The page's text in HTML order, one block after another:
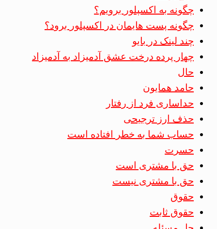
چگونه به اکسپلور برویم؟
چگونه پست هایمان در اکسپلور برود؟
چند لینک در بایو
چهار پرده درخت عشق آدمیزاد به آدمیزاد
حال
حامد همایون
حداساری فرد از رفتار
حذف ارز ترجیحی
حساب شما به خطر افتاده است
حسرت
حق با مشتری است
حق با مشتری نیست
حقوق
حقوق ثابت